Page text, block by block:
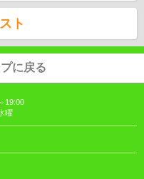
ト
に戻る
19:00
曜